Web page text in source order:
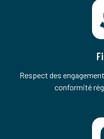
Respect des
conformité